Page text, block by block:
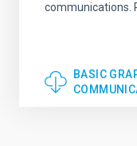
communications.
BASIC